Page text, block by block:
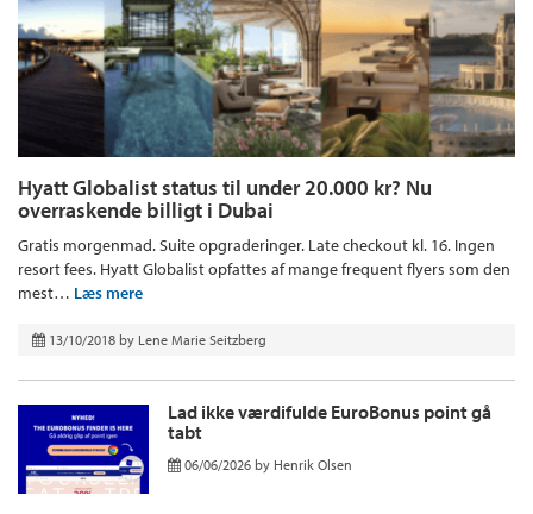
Hyatt Globalist status til under 20.000 kr? Nu
overraskende billigt i Dubai
Gratis morgenmad. Suite opgraderinger. Late checkout kl. 16. Ingen
resort fees. Hyatt Globalist opfattes af mange frequent flyers som den
mest… Læs mere
13/10/2018 by Lene Marie Seitzberg
Lad ikke værdifulde EuroBonus point gå
tabt
06/06/2026 by Henrik Olsen